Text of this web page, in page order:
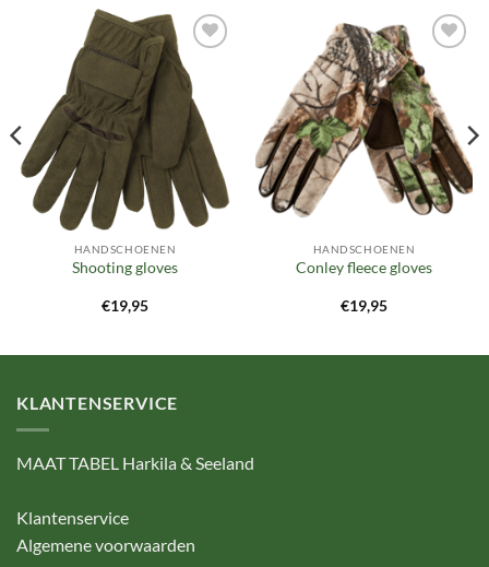
Toevoegen
aan
verlanglijst
HANDSCHOENEN
Shooting gloves
€19,95
Toevoegen
aan
verlanglijst
HANDSCHOENEN
Conley fleece gloves
€19,95
KLANTENSERVICE
MAAT TABEL Harkila & Seeland
Klantenservice
Algemene voorwaarden